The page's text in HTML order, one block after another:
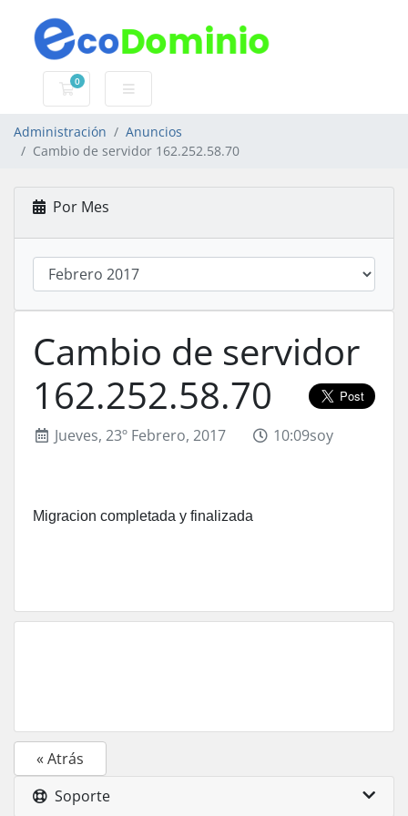
0
Carro de Pedidos
Administración
Anuncios
Cambio de servidor 162.252.58.70
Por Mes
Cambio de servidor
162.252.58.70
Jueves, 23º Febrero, 2017 10:09soy
Migracion completada y finalizada
« Atrás
Soporte